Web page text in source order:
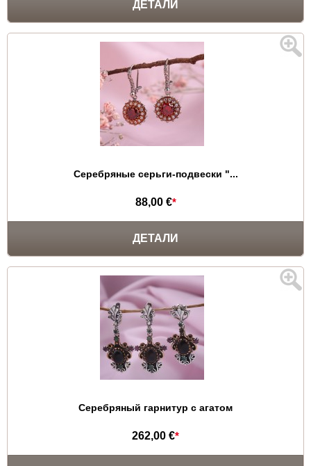
ДЕТАЛИ
Серебряные серьги-подвески "...
88,00 €*
ДЕТАЛИ
Серебряный гарнитур c агатом
262,00 €*